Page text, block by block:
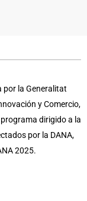
por la Generalitat
y Comercio,
dirigido a la
por la DANA,
2025.